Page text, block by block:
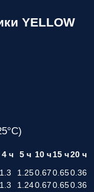
YELLOW
4 ч 5 ч 10 ч15 ч20 ч
1.3 1.250.670.650.36
1.3 1.240.670.650.36